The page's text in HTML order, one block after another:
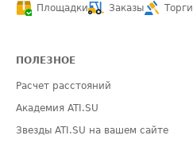
Площадки
Заказы Торги
ПОЛЕЗНОЕ
Расчет расстояний
Академия ATI.SU
Звезды ATI.SU на вашем сайте